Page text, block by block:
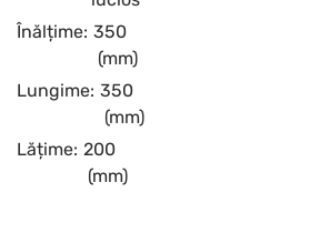
Înălțime: 350
(mm)
Lungime: 350
(mm)
Lățime: 200
(mm)